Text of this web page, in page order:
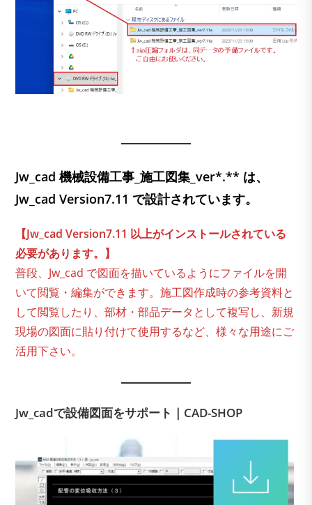
Jw_cad 機械設備工事_施工図集_ver*.** は、
Jw_cad Version7.11 で設計されています。
【Jw_cad Version7.11 以上がインストールされている
必要があります。】
普段、Jw_cad で図面を描いているようにファイルを開
いて閲覧・編集ができます。施工図作成時の参考資料と
して閲覧したり、部材・部品データとして複写し、新規
現場の図面に貼り付けて使用するなど、様々な用途にご
活用下さい。
Jw_cadで設備図面をサポート｜CAD-SHOP